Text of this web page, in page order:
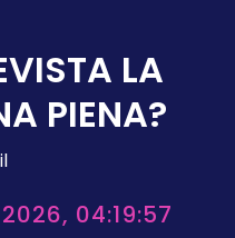
LA
PIENA?
2026, 04:19:57